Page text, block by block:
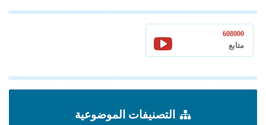
608000
متابع
التصنيفات الموضوعية